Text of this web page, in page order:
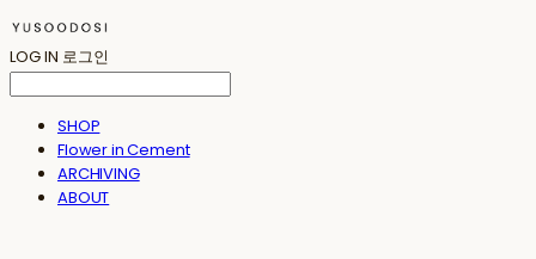
LOG IN 로그인
SHOP
Flower in Cement
ARCHIVING
ABOUT